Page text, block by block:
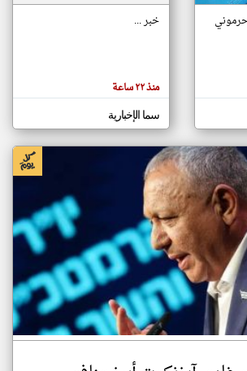
مصادر الأخبار من فلسطين
اخبار فلسطين على مدار الساعة
أهم اخبار فلسطين العاجلة والمباشرة
خبر ...
منذ ٢٢ ساعة
سما الإخبارية
klyoum.com